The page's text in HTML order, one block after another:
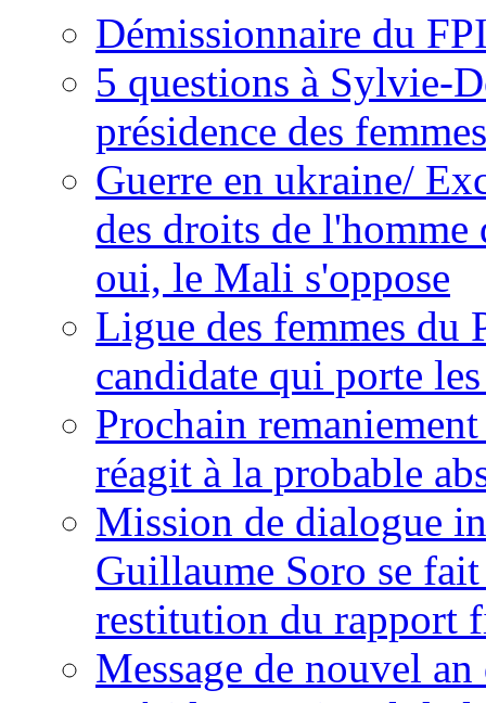
Démissionnaire du
5 questions à Sylvie-
présidence des
Guerre en ukraine/
des droits de
oui, le Mali s'oppose
Ligue des femmes du
candidate qui porte
Prochain
réagit à la probable
Mission de dialogue
Guillaume Soro se
restitution du rapport
Message de nouvel